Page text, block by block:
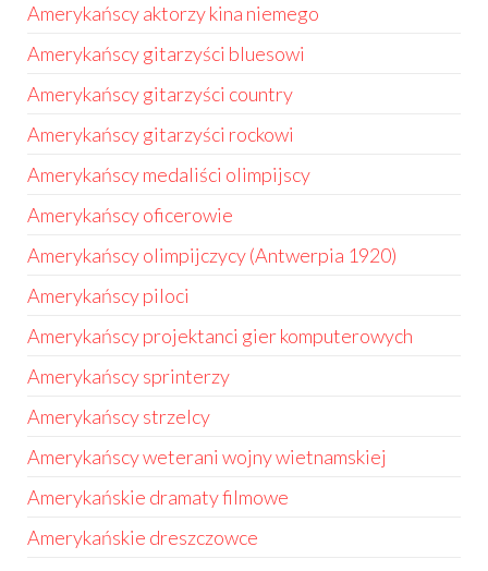
Amerykańscy aktorzy kina niemego
Amerykańscy gitarzyści bluesowi
Amerykańscy gitarzyści country
Amerykańscy gitarzyści rockowi
Amerykańscy medaliści olimpijscy
Amerykańscy oficerowie
Amerykańscy olimpijczycy (Antwerpia 1920)
Amerykańscy piloci
Amerykańscy projektanci gier komputerowych
Amerykańscy sprinterzy
Amerykańscy strzelcy
Amerykańscy weterani wojny wietnamskiej
Amerykańskie dramaty filmowe
Amerykańskie dreszczowce